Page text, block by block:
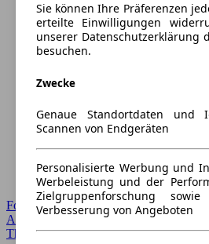
Forum Startseite
Alle Auto-Foren
Themen-Forum
Sie können Ihre Präferenzen
erteilte Einwilligungen
unserer Datenschutzerklärung
besuchen.
Zwecke
Genaue Standortdaten und
Scannen von Endgeräten
Personalisierte Werbung und
Werbeleistung und der
Zielgruppenforschung
Verbesserung von Angeboten